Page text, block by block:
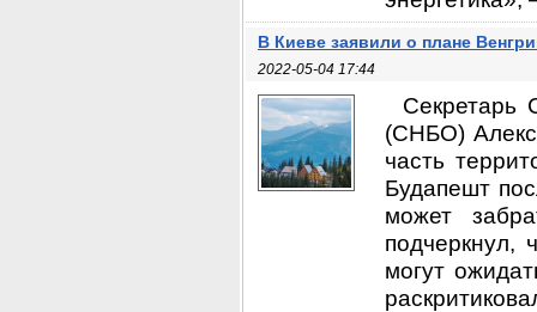
В Киеве заявили о плане
2022-05-04 17:44
Секретарь
(СНБО)
часть
Будапешт
может
подчеркнул,
могут